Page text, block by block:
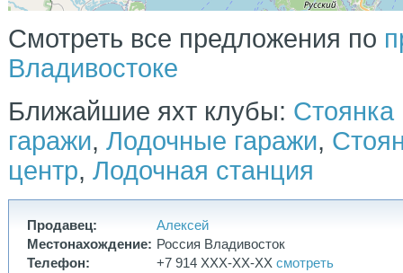
Смотреть все предложения по
Владивостоке
Ближайшие яхт клубы:
гаражи,Лодочные гаражи,
центр,Лодочная станция
Продавец:
Алексей
Местонахождение: Россия Владивосток
Телефон:
+7 914 XXX-XX-XX смотреть